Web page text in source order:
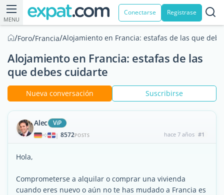
MENU
Conectarse Registrase
/Foro/Francia/Alojamiento en Francia: estafas de las que
Alojamiento en Francia: estafas de las
que debes cuidarte
Nueva conversación Suscribirse
Alec ViP
| 8572POSTS hace 7 años #1
Hola,
Comprometerse a alquilar o comprar una vivienda
cuando eres nuevo o aún no te has mudado a Francia es